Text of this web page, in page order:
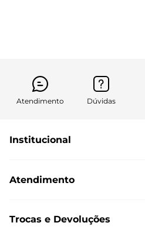
Atendimento Dúvidas
Institucional
Políticas de Privacidade
Formas de Entrega
Atendimento
Fale conosco pelo WhatsApp
Trocas e Devoluções